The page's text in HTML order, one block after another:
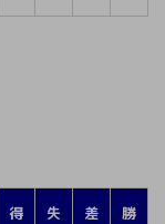
得
失
差
勝